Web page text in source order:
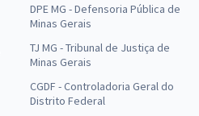
DPE MG - Defensoria Pública de
Minas Gerais
TJ MG - Tribunal de Justiça de
Minas Gerais
CGDF - Controladoria Geral do
Distrito Federal